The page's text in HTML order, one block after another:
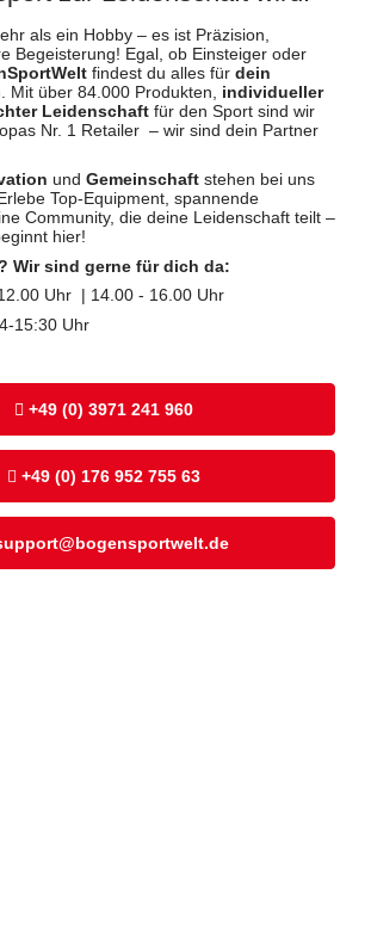
als ein Hobby – es ist Präzision,
Begeisterung! Egal, ob Einsteiger oder
findest du alles für dein
. Mit über 84.000 Produkten, individueller
Leidenschaft für den Sport sind wir
Nr. 1 Retailer – wir sind dein Partner
und Gemeinschaft stehen bei uns
Top-Equipment, spannende
Community, die deine Leidenschaft teilt –
hier!
Wir sind gerne für dich da:
Uhr | 14.00 - 16.00 Uhr
15:30 Uhr
+49 (0) 3971 241 960
+49 (0) 176 952 755 63